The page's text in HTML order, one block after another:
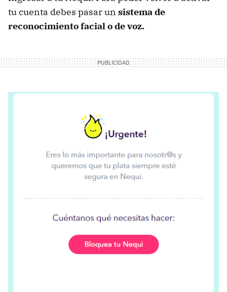
tu cuenta debes pasar un sistema de
reconocimiento facial o de voz.